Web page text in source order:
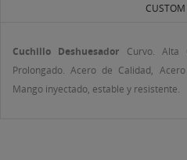
Cuchillo Deshuesador Curvo. Alta
Prolongado. Acero de Calidad,
Mango inyectado, estable y resistente.